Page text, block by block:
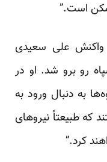
است.”
علی سعیدی
رو برو شد. او در
به دنبال ورود به
که طبیعتاً نیروهای
کرد.”